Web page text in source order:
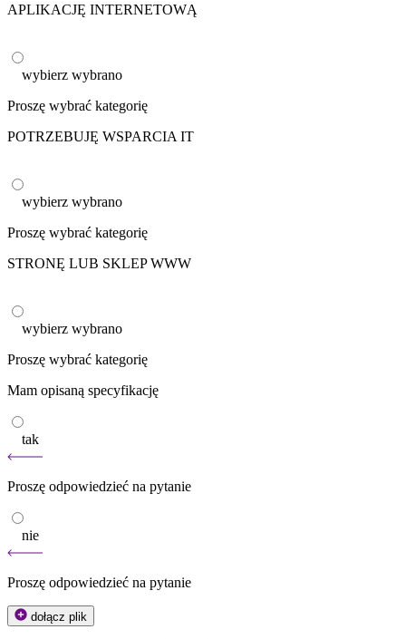
APLIKACJĘ INTERNETOWĄ
wybierz wybrano
Proszę wybrać kategorię
POTRZEBUJĘ WSPARCIA IT
wybierz wybrano
Proszę wybrać kategorię
STRONĘ LUB SKLEP WWW
wybierz wybrano
Proszę wybrać kategorię
Mam opisaną specyfikację
tak
Proszę odpowiedzieć na pytanie
nie
Proszę odpowiedzieć na pytanie
dołącz plik